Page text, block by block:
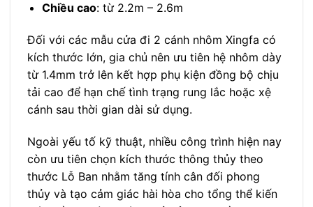
Chiều cao: từ 2.2m – 2.6m
Đối với các mẫu cửa đi 2 cánh nhôm Xingfa có
kích thước lớn, gia chủ nên ưu tiên hệ nhôm dày
từ 1.4mm trở lên kết hợp phụ kiện đồng bộ chịu
tải cao để hạn chế tình trạng rung lắc hoặc xệ
cánh sau thời gian dài sử dụng.
Ngoài yếu tố kỹ thuật, nhiều công trình hiện nay
còn ưu tiên chọn kích thước thông thủy theo
thước Lỗ Ban nhằm tăng tính cân đối phong
thủy và tạo cảm giác hài hòa cho tổng thể kiến